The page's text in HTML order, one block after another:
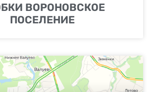
ВОРОНОВСКОЕ
ПОСЕЛЕНИЕ